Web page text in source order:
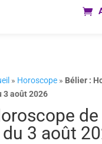
» Horoscope» Bélier :
3 août 2026
de
3 août